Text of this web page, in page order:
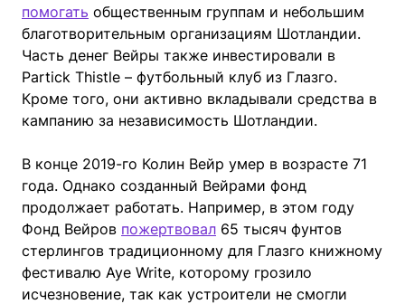
помогать общественным группам и небольшим
благотворительным организациям Шотландии.
Часть денег Вейры также инвестировали в
Partick Thistle – футбольный клуб из Глазго.
Кроме того, они активно вкладывали средства в
кампанию за независимость Шотландии.
В конце 2019-го Колин Вейр умер в возрасте 71
года. Однако созданный Вейрами фонд
продолжает работать. Например, в этом году
Фонд Вейров пожертвовал 65 тысяч фунтов
стерлингов традиционному для Глазго книжному
фестивалю Aye Write, которому грозило
исчезновение, так как устроители не смогли